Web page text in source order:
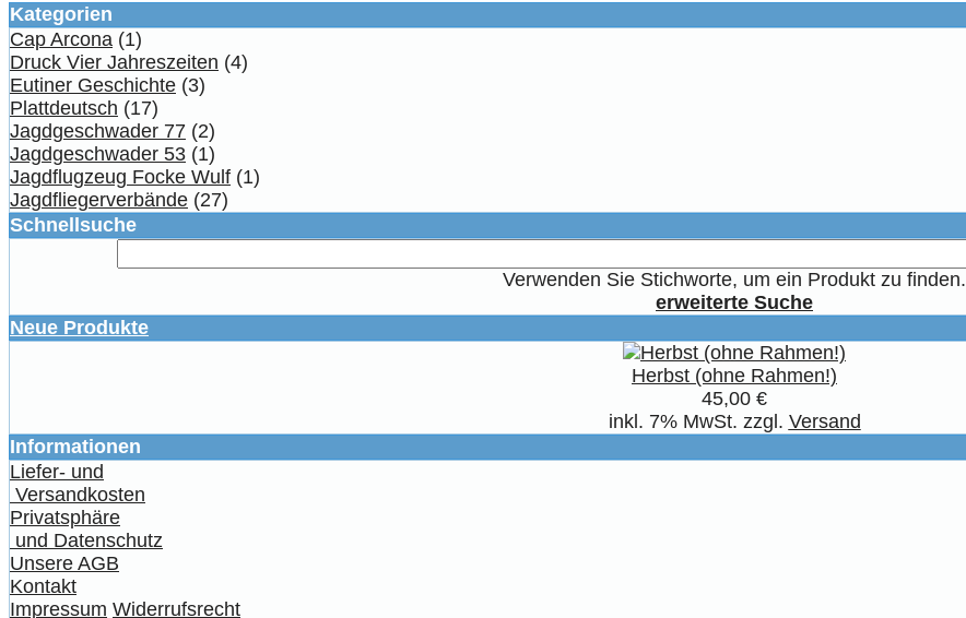
Kategorien
Cap Arcona (1)
Druck Vier Jahreszeiten (4)
Eutiner Geschichte (3)
Plattdeutsch (17)
Jagdgeschwader 77 (2)
Jagdgeschwader 53 (1)
Jagdflugzeug Focke Wulf (1)
Jagdfliegerverbände (27)
Schnellsuche
Verwenden Sie Stichworte, um ein Produkt zu finden.
erweiterte Suche
Neue Produkte
Herbst (ohne Rahmen!)
45,00 €
inkl. 7% MwSt. zzgl. Versand
Informationen
Liefer- und
Versandkosten
Privatsphäre
und Datenschutz
Unsere AGB
Kontakt
Impressum Widerrufsrecht